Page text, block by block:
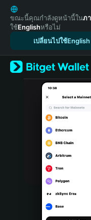
English
日本語
Tiếng Việt
Español
Türkçe
Italiano
Português (Portugal)
Bahasa Indonesia
Português (Brasil)
ขณะนี้คุณกำลังดูหน้านี้ในภ
ใช้Englishหรือไม่
เปลี่ยนไปใช้English